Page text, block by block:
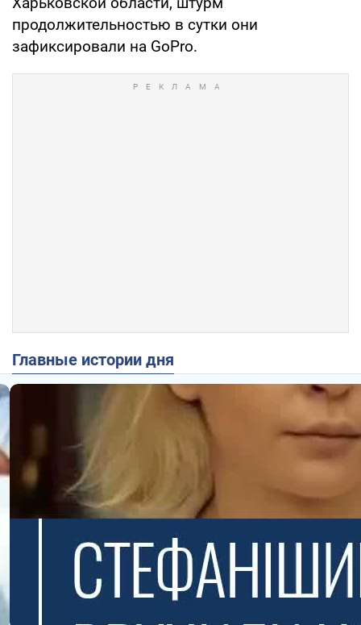
продолжительностью в сутки они
зафиксировали на GoPro.
Главные истории дня